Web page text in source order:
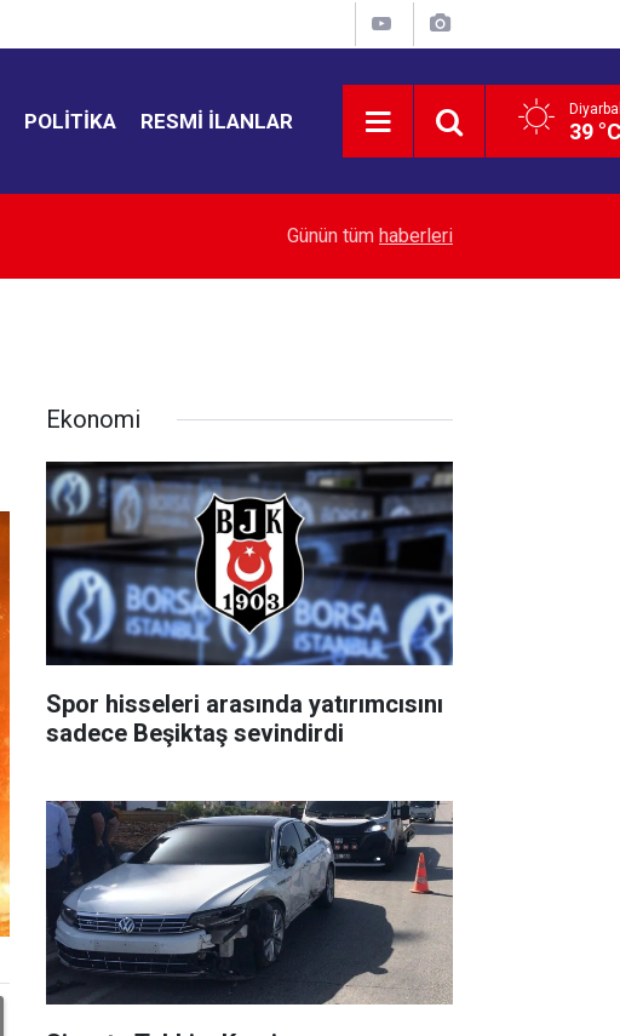
POLITIKA RESMI İLANLAR 39
Bakan Gürlek: 2 “Faili meçhul” dosya aydınlatıldı
Günün tüm haberleri
Ekonomi
Spor hisseleri arasında yatırımcısını
sadece Beşiktaş sevindirdi